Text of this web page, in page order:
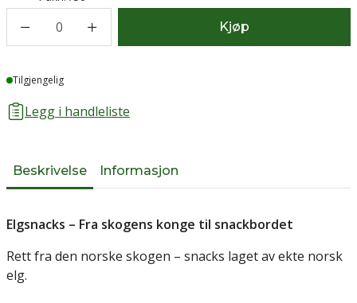
0 Kjøp
Lager
Tilgjengelig
Legg i handleliste
Beskrivelse Informasjon
Elgsnacks – Fra skogens konge til snackbordet
Rett fra den norske skogen – snacks laget av ekte norsk
elg.